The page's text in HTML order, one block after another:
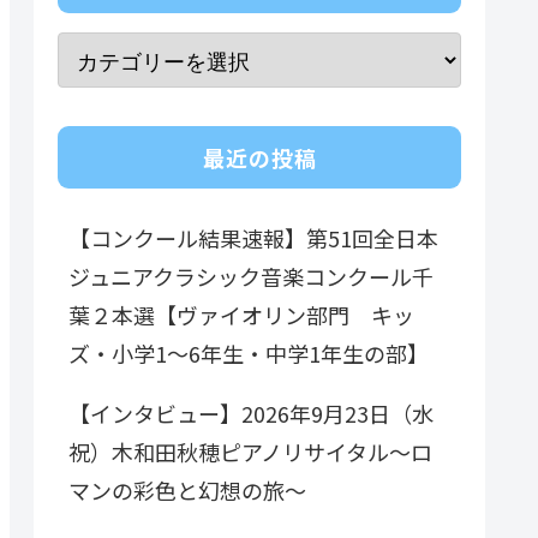
最近の投稿
【コンクール結果速報】第51回全日本
ジュニアクラシック音楽コンクール千
葉２本選【ヴァイオリン部門 キッ
ズ・小学1～6年生・中学1年生の部】
【インタビュー】2026年9月23日（水
祝）木和田秋穂ピアノリサイタル～ロ
マンの彩色と幻想の旅～